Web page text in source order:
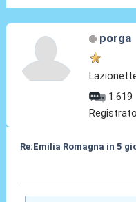
porga
1.619
Registrato
Re:Emilia Romagna in 5